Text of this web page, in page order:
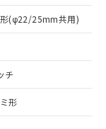
(φ22/25mm共用)
チ
形